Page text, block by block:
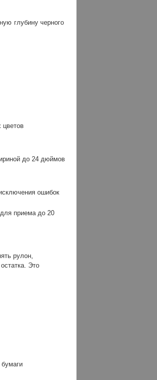
глубину черного
цветов
до 24 дюймов
ошибок
приема до 20
рулон,
Это